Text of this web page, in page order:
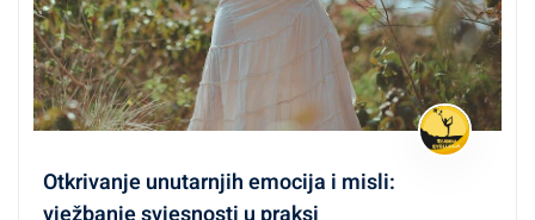
Otkrivanje unutarnjih emocija i misli: